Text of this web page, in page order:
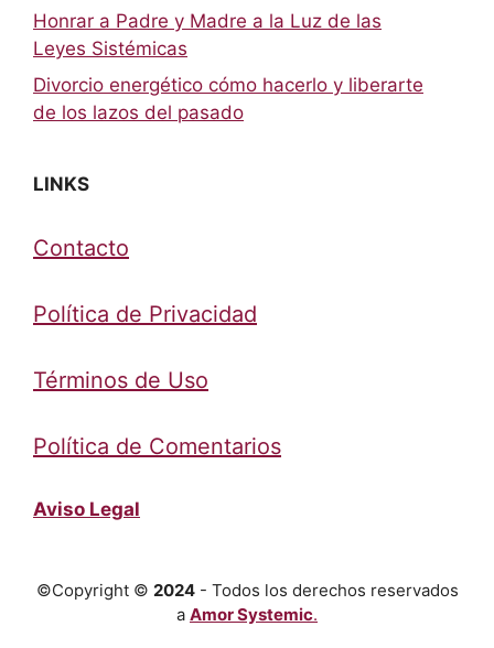
Honrar a Padre y Madre a la Luz de las
Leyes Sistémicas
Divorcio energético cómo hacerlo y liberarte
de los lazos del pasado
LINKS
Contacto
Política de Privacidad
Términos de Uso
Política de Comentarios
Aviso Legal
©Copyright © 2024- Todos los derechos reservados
a Amor Systemic.